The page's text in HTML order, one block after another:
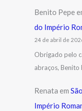
Benito Pepe
do Império
24 de abril de
Obrigado pelo
abraços, Benito
Renata em
Império